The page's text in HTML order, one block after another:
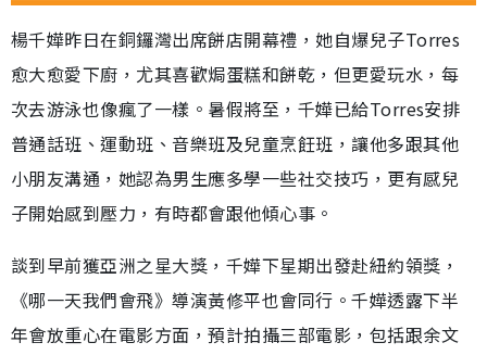
楊千嬅昨日在銅鑼灣出席餅店開幕禮，她自爆兒子Torres
愈大愈愛下廚，尤其喜歡焗蛋糕和餅乾，但更愛玩水，每
次去游泳也像瘋了一樣。暑假將至，千嬅已給Torres安排
普通話班、運動班、音樂班及兒童烹飪班，讓他多跟其他
小朋友溝通，她認為男生應多學一些社交技巧，更有感兒
子開始感到壓力，有時都會跟他傾心事。
談到早前獲亞洲之星大獎，千嬅下星期出發赴紐約領獎，
《哪一天我們會飛》導演黃修平也會同行。千嬅透露下半
年會放重心在電影方面，預計拍攝三部電影，包括跟余文